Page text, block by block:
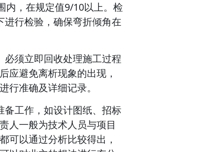
内，在规定值9/10以上。检
行检验，确保弯折倾角在
须立即回收处理施工过程
应避免离析现象的出现，
行准确及详细记录。
工作，如设计图纸、招标
人一般为技术人员与项目
可以通过分析比较得出，